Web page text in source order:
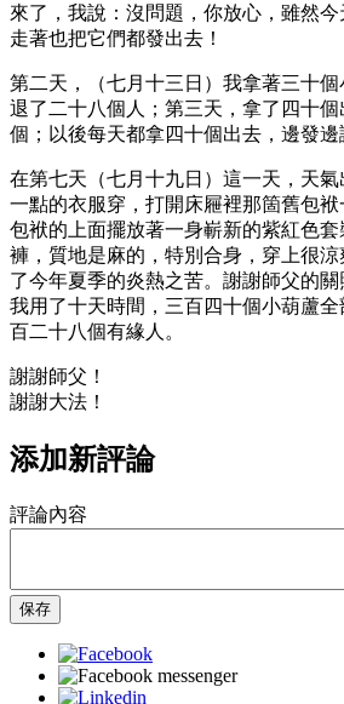
來了，我說：沒問題，你放心，雖然
走著也把它們都發出去！
第二天，（七月十三日）我拿著三十
退了二十八個人；第三天，拿了四十
個；以後每天都拿四十個出去，邊發邊
在第七天（七月十九日）這一天，天
一點的衣服穿，打開床屜裡那箇舊包袱
包袱的上面擺放著一身嶄新的紫紅色
褲，質地是麻的，特別合身，穿上很
了今年夏季的炎熱之苦。謝謝師父的關
我用了十天時間，三百四十個小葫蘆
百二十八個有緣人。
謝謝師父！
謝謝大法！
添加新評論
評論內容
保存